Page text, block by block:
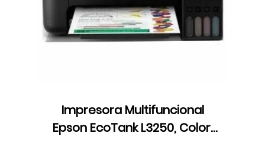
Impresora Multifuncional
Epson EcoTank L3250, Color,